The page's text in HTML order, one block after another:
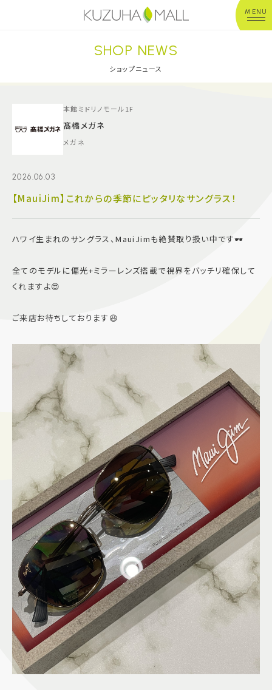
MENU
年中無休平 日：10:00~20:00
※店舗により異なる
ショップガイド
イベント
アクセス＆駐車場
よくあるご質問
サイトマップ
プライバシーポリシー
Follow US
SHOP NEWS
ショップニュース
本館ミドリノモール1F
髙橋メガネ
メガネ
2026.06.03
【MauiJim】これからの季節にピッタリなサングラス！
ハワイ生まれのサングラス、MauiJimも絶賛取り扱い中です🕶️
全てのモデルに偏光+ミラーレンズ搭載で視界をバッチリ確保して
くれますよ😍
ご来店お待ちしております😆